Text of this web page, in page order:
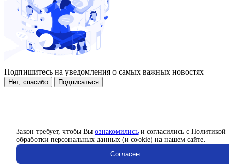
Закон требует, чтобы Выознакомилисьи согласились с Политикой
обработки персональных данных (и cookie) на нашем сайте.
Согласен
Подпишитесь на уведомления о самых важных новостях
Нет, спасибо Подписаться